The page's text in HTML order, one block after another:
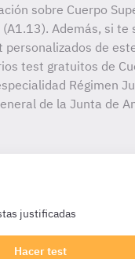
sobre Cuerpo
Además, si te
de
test gratuitos de
Régimen
de la Junta de
justificadas
Hacer test